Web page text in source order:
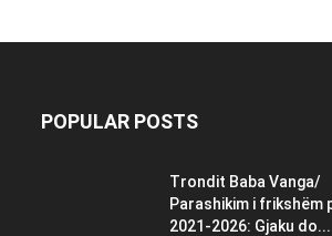
POPULAR POSTS
Trondit Baba Vanga/
Parashikim i frikshëm
2021-2026: Gjaku do...